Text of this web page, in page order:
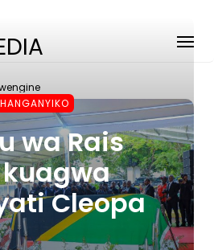
wa Rais
Cleopa